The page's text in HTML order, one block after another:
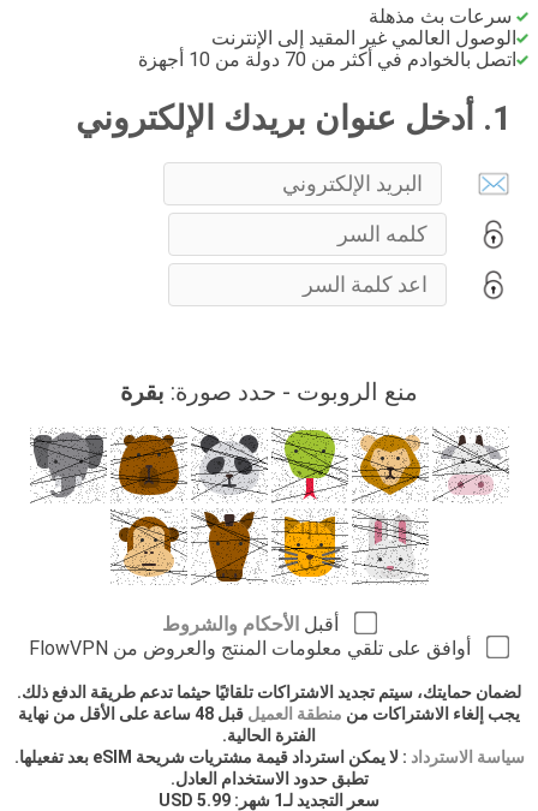
سرعات بث مذهلة
الوصول العالمي غير المقيد إلى الإنترنت
اتصل بالخوادم في أكثر من 70 دولة من 10 أجهزة
1. أدخل عنوان بريدك الإلكتروني
منع الروبوت - حدد صورة: بقرة
أقبل الأحكام والشروط
أوافق على تلقي معلومات المنتج والعروض من FlowVPN
لضمان حمايتك، سيتم تجديد الاشتراكات تلقائيًا حيثما تدعم طريقة الدفع ذلك.
يجب إلغاء الاشتراكات من منطقة العميل
قبل 48 ساعة على الأقل من نهاية
الفترة الحالية.
سياسة الاسترداد
: لا يمكن استرداد قيمة مشتريات شريحة eSIM بعد تفعيلها.
تطبق حدود الاستخدام العادل.
سعر التجديد لـ1 شهر: 5.99 USD